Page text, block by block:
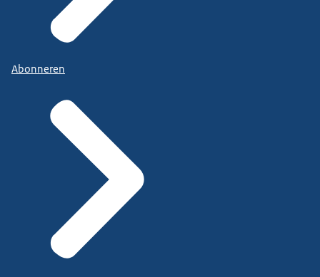
Abonneren